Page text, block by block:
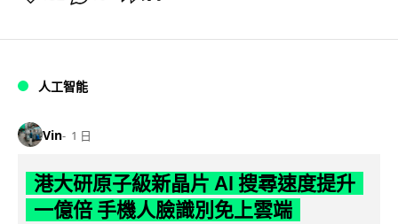
人工智能
Vin 1 日
港大研原子級新晶片 AI 搜尋速度提升
一億倍 手機人臉識別免上雲端